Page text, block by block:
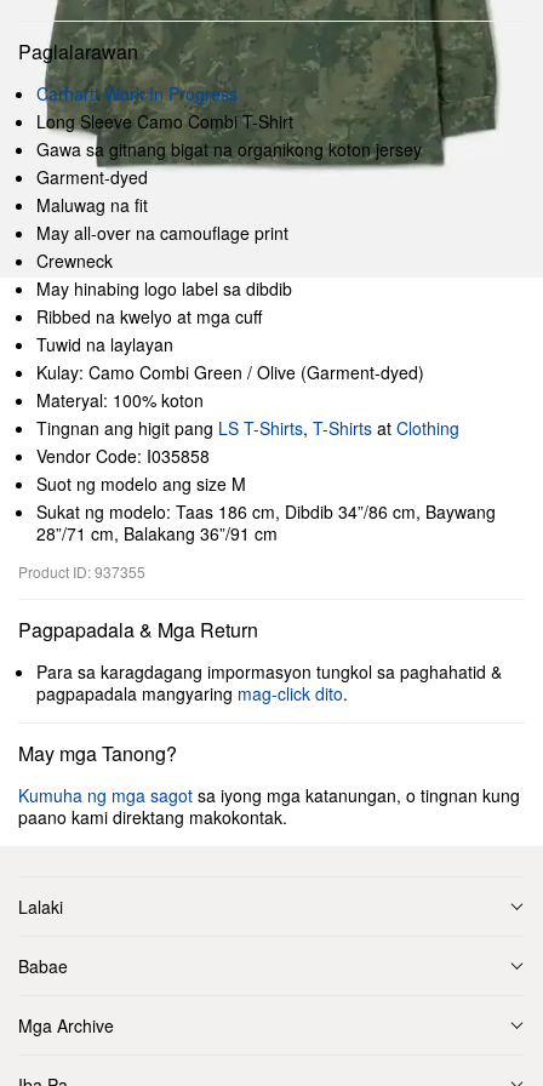
Paglalarawan
Carhartt Work In Progress
Long Sleeve Camo Combi T-Shirt
Gawa sa gitnang bigat na organikong koton jersey
Garment-dyed
Maluwag na fit
May all-over na camouflage print
Crewneck
May hinabing logo label sa dibdib
Ribbed na kwelyo at mga cuff
Tuwid na laylayan
Kulay: Camo Combi Green / Olive (Garment-dyed)
Materyal: 100% koton
Tingnan ang higit pang LS T-Shirts, T-Shirts at Clothing
Vendor Code: I035858
Suot ng modelo ang size M
Sukat ng modelo: Taas 186 cm, Dibdib 34”/86 cm, Baywang
28”/71 cm, Balakang 36”/91 cm
Product ID: 937355
Pagpapadala & Mga Return
Para sa karagdagang impormasyon tungkol sa paghahatid &
pagpapadala mangyaring mag-click dito.
May mga Tanong?
Kumuha ng mga sagot sa iyong mga katanungan, o tingnan kung
paano kami direktang makokontak.
Lalaki
Babae
Mga Archive